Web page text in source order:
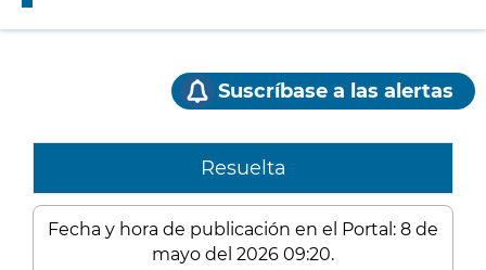
Suscríbase a las alertas
Resuelta
Fecha y hora de publicación en el Portal: 8 de
mayo del 2026 09:20.